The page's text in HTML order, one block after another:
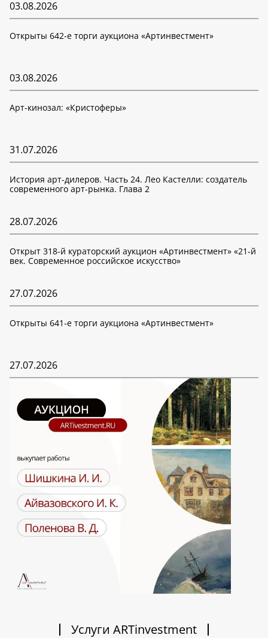
03.08.2026
Открыты 642-е торги аукциона «Артинвестмент»
03.08.2026
Арт-кинозал: «Кристоферы»
31.07.2026
История арт-дилеров. Часть 24. Лео Кастелли: создатель
современного арт-рынка. Глава 2
28.07.2026
Открыт 318-й кураторский аукцион «Артинвестмент» «21-й
век. Современное российское искусство»
27.07.2026
Открыты 641-е торги аукциона «Артинвестмент»
27.07.2026
Услуги ARTinvestment